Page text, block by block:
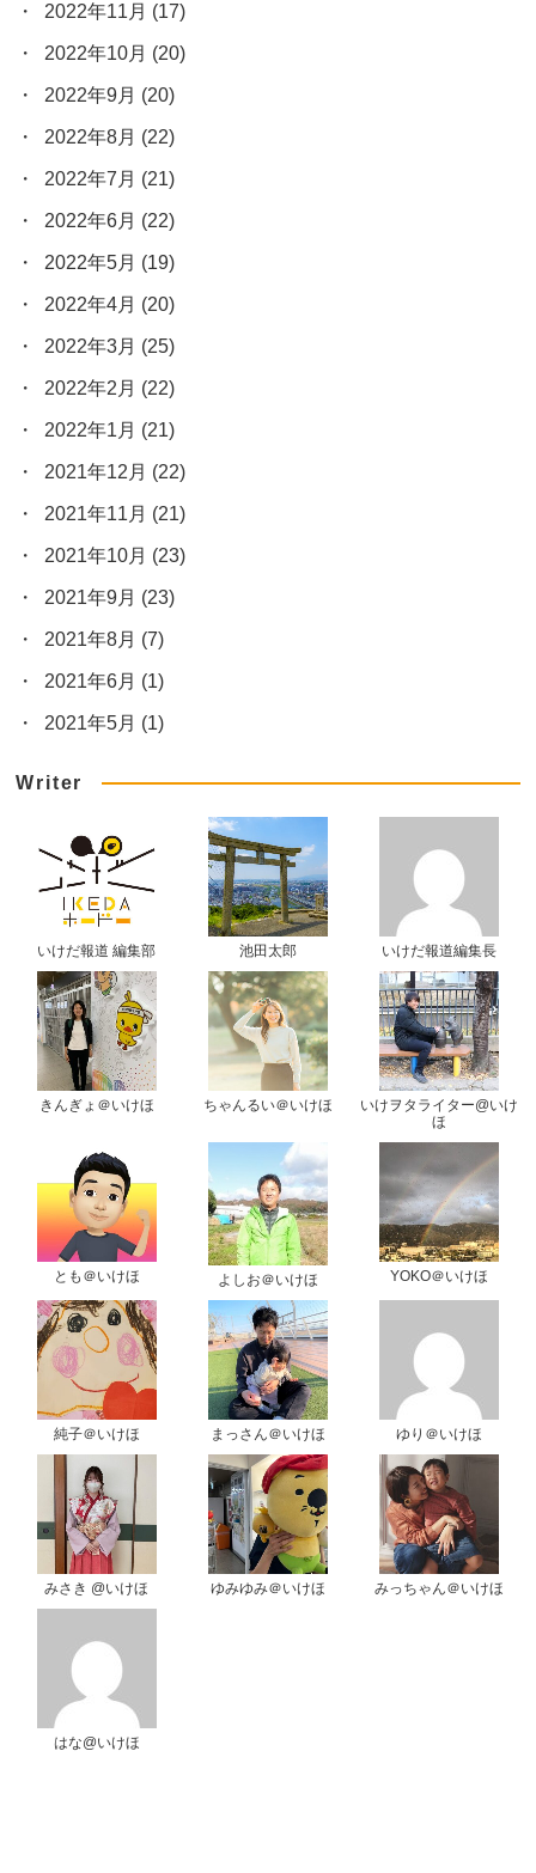
2022年11月 (17)
2022年10月 (20)
2022年9月 (20)
2022年8月 (22)
2022年7月 (21)
2022年6月 (22)
2022年5月 (19)
2022年4月 (20)
2022年3月 (25)
2022年2月 (22)
2022年1月 (21)
2021年12月 (22)
2021年11月 (21)
2021年10月 (23)
2021年9月 (23)
2021年8月 (7)
2021年6月 (1)
2021年5月 (1)
Writer
いけだ報道 編集部 池田太郎 いけだ報道編集長
きんぎょ＠いけほ ちゃんるい＠いけほ
いけヲタライター@いけ
ほ
とも＠いけほ よしお＠いけほ YOKO＠いけほ
純子＠いけほ まっさん＠いけほ ゆり＠いけほ
みさき @いけほ ゆみゆみ＠いけほ みっちゃん＠いけほ
はな@いけほ